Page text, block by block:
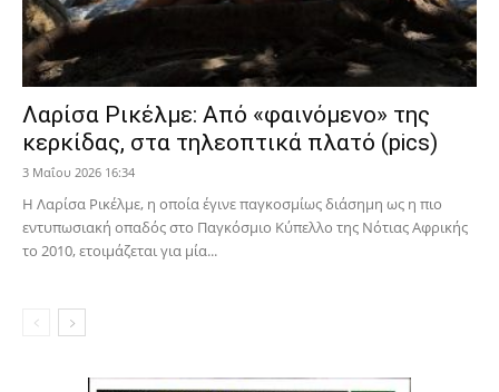
Λαρίσα Ρικέλμε: Από «φαινόμενο» της
κερκίδας, στα τηλεοπτικά πλατό (pics)
3 Μαΐου 2026 16:34
Η Λαρίσα Ρικέλμε, η οποία έγινε παγκοσμίως διάσημη ως η πιο
εντυπωσιακή οπαδός στο Παγκόσμιο Κύπελλο της Νότιας Αφρικής
το 2010, ετοιμάζεται για μία...